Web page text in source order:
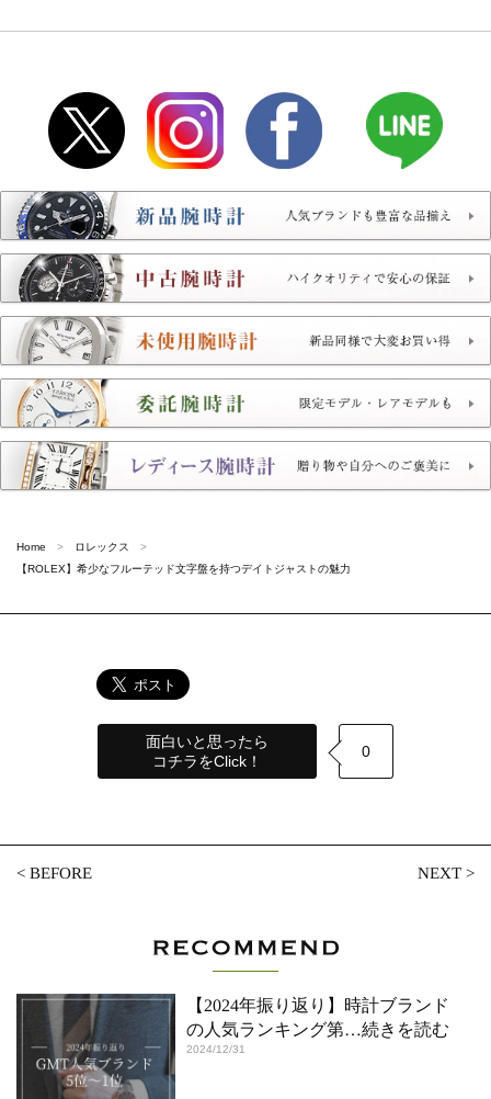
Home
ロレックス
【ROLEX】希少なフルーテッド文字盤を持つデイトジャストの魅力
面白いと思ったら
コチラをClick！
0
<BEFORE NEXT>
【2024年振り返り】時計ブランド
の人気ランキング第…続きを読む
2024/12/31